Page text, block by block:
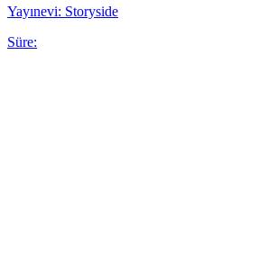
Yayınevi: Storyside
Süre: